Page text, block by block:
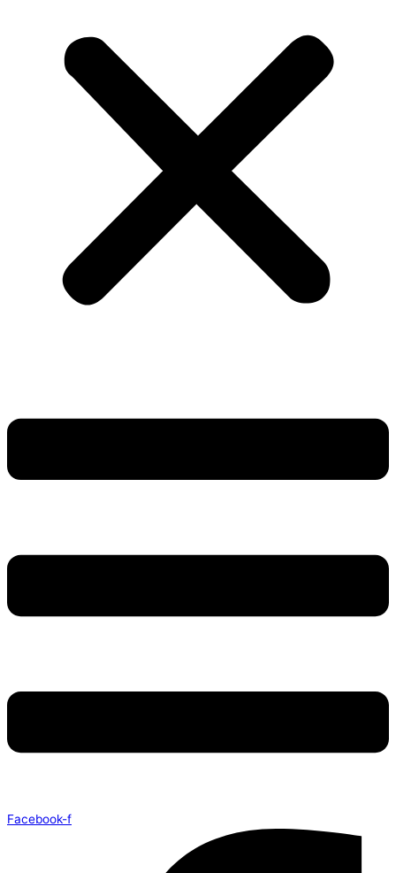
Facebook-f